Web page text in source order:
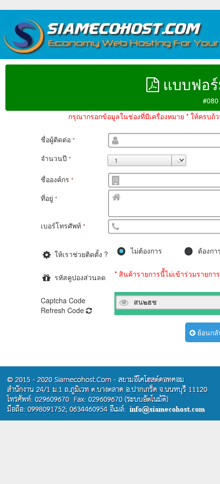
แบบฟอ
กรุณากรอกข้อมูลในช่องที่มีเครื่องหมาย * ให้ครบ
ชื่อผู้ติดต่อ*
จำนวนปี*
ชื่อองค์กร*
ที่อยู่*
เบอร์โทรศัพท์*
ให้เราช่วยติดตั้ง ? ไม่ต้องการ ต้องกา
รหัสคูปองส่วนลด * สินค้ารายการนี้้ไม่เข้าร่วมรายกา
Captcha Code
Refresh Code
ย้อนก